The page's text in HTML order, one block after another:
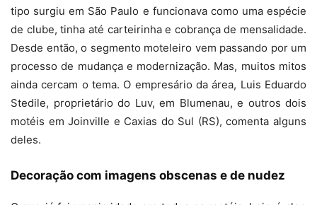
tipo surgiu em São Paulo e funcionava como uma espécie
de clube, tinha até carteirinha e cobrança de mensalidade.
Desde então, o segmento moteleiro vem passando por um
processo de mudança e modernização. Mas, muitos mitos
ainda cercam o tema. O empresário da área, Luis Eduardo
Stedile, proprietário do Luv, em Blumenau, e outros dois
motéis em Joinville e Caxias do Sul (RS), comenta alguns
deles.
Decoração com imagens obscenas e de nudez